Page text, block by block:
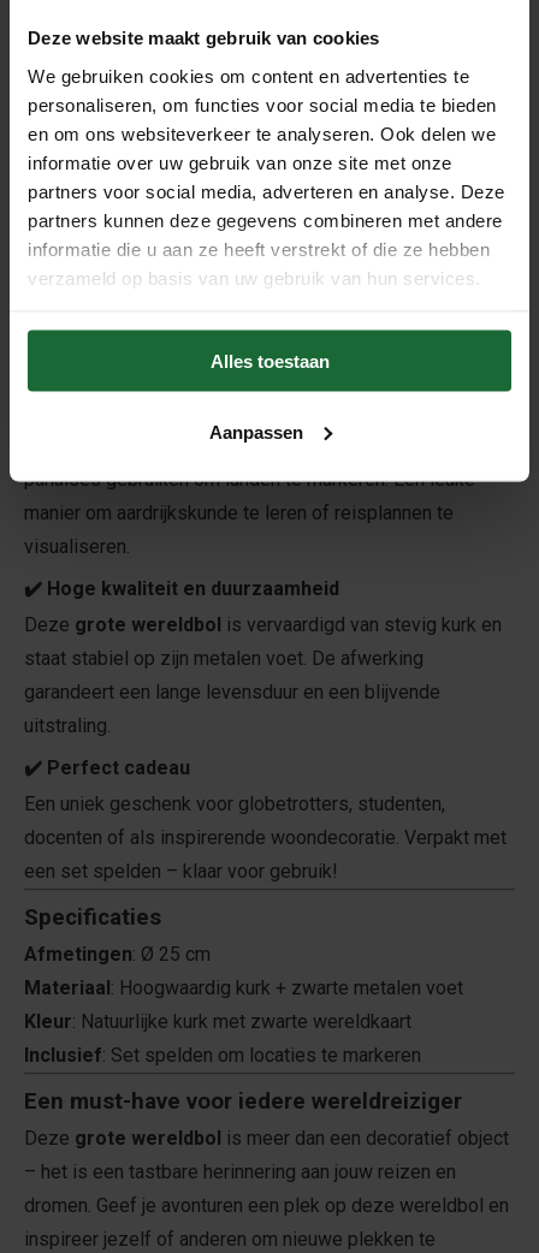
Deze website maakt gebruik van cookies
We gebruiken cookies om content en advertenties te
personaliseren, om functies voor social media te bieden
en om ons websiteverkeer te analyseren. Ook delen we
informatie over uw gebruik van onze site met onze
partners voor social media, adverteren en analyse. Deze
partners kunnen deze gegevens combineren met andere
informatie die u aan ze heeft verstrekt of die ze hebben
verzameld op basis van uw gebruik van hun services.
Alles toestaan
Aanpassen
Of je nu je bezochte bestemmingen markeert of droomt
over toekomstige reizen – dezegrote wereldbol brengt
de wereld dichterbij.
Waarom kiezen voor deze grote kurken
wereldbol?
✔️Stijlvol en elegant
De gedetailleerde wereldkaart op natuurlijke kurk,
een tijdloos designstuk voor elk interieur – van
woonkamer tot studeerkamer.
Dankzij de kurkstructuur kun je eenvoudig vlagspelden of
punaises gebruiken om landen te markeren. Een leuke
manier om aardrijkskunde te leren of reisplannen te
visualiseren.
✔️ Hoge kwaliteit en duurzaamheid
Deze grote wereldbol is vervaardigd van stevig kurk en
staat stabiel op zijn metalen voet. De afwerking
garandeert een lange levensduur en een blijvende
uitstraling.
✔️ Perfect cadeau
Een uniek geschenk voor globetrotters, studenten,
docenten of als inspirerende woondecoratie. Verpakt met
een set spelden – klaar voor gebruik!
Specificaties
Afmetingen: Ø 25 cm
Materiaal : Hoogwaardig kurk + zwarte metalen voet
Kleur: Natuurlijke kurk met zwarte wereldkaart
Inclusief: Set spelden om locaties te markeren
Een must-have voor iedere wereldreiziger
Deze grote wereldbol is meer dan een decoratief object
– het is een tastbare herinnering aan jouw reizen en
dromen. Geef je avonturen een plek op deze wereldbol en
inspireer jezelf of anderen om nieuwe plekken te